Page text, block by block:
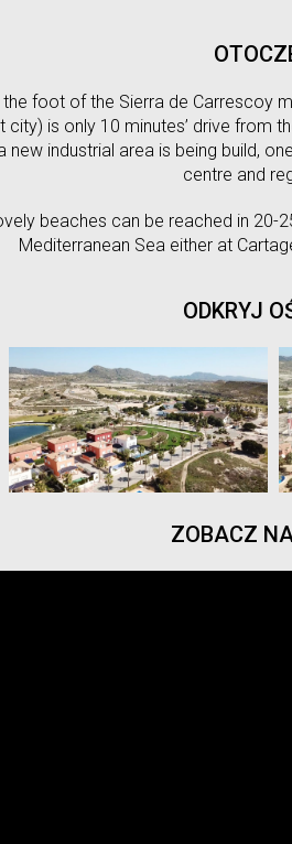
foot of the Sierra de Carrescoy
city) is only 10 minutes’ drive
new industrial area is being build,
centre and
beaches can be reached in
Mediterranean Sea either at
ODKRYJ
ZOBACZ